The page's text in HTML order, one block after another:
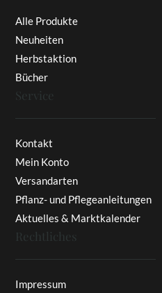
Alle Produkte
Neuheiten
Herbstaktion
Bücher
Service
Kontakt
Mein Konto
Versandarten
Pflanz- und Pflegeanleitungen
Aktuelles & Marktkalender
Rechtliches
Impressum